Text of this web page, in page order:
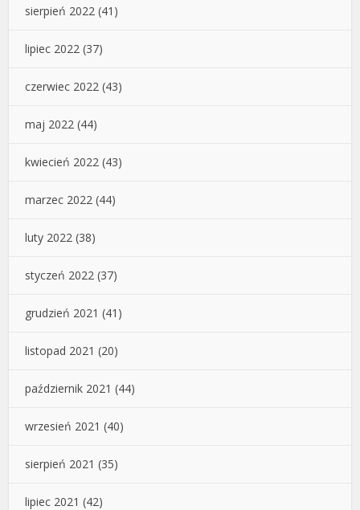
sierpień 2022 (41)
lipiec 2022 (37)
czerwiec 2022 (43)
maj 2022 (44)
kwiecień 2022 (43)
marzec 2022 (44)
luty 2022 (38)
styczeń 2022 (37)
grudzień 2021 (41)
listopad 2021 (20)
październik 2021 (44)
wrzesień 2021 (40)
sierpień 2021 (35)
lipiec 2021 (42)